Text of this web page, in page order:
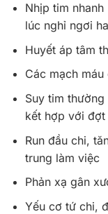
Nhịp tim
lúc nghỉ ngơi
Huyết áp tâm
Các mạch
Suy tim
kết hợp với
Run đầu chi,
trung làm việc
Phản xạ gân
Yếu cơ tứ chi,